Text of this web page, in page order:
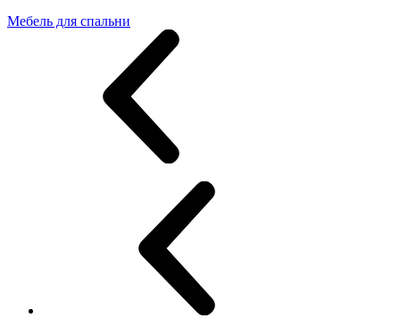
Мебель для спальни